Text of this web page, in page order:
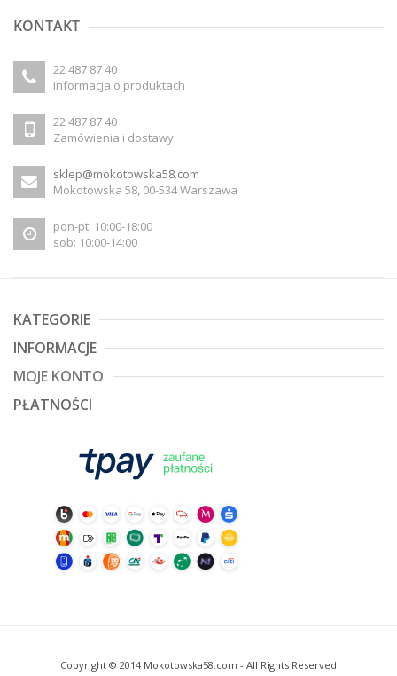
KONTAKT
22 487 87 40
Informacja o produktach
22 487 87 40
Zamówienia i dostawy
sklep@mokotowska58.com
Mokotowska 58, 00-534 Warszawa
pon-pt: 10:00-18:00
sob: 10:00-14:00
KATEGORIE
INFORMACJE
MOJE KONTO
PŁATNOŚCI
Copyright © 2014 Mokotowska58.com - All Rights Reserved